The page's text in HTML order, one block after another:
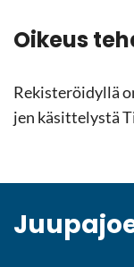
Oi­keus
Re­kis­te­röi­dyl­lä
jen kä­sit­te­lys­tä